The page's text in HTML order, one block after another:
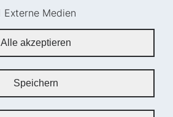
Externe Medien
Alle akzeptieren
Speichern
Sitemap
Cookie-Einstellungen